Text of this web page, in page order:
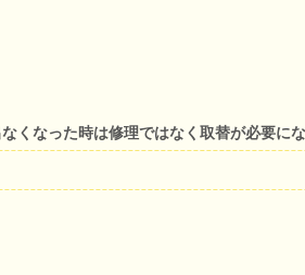
くなった時は修理ではなく取替が必要に